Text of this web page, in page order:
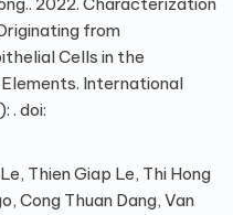
from
Cells in the
International
. doi:
Thien Giap Le, Thi Hong
Cong Thuan Dang, Van